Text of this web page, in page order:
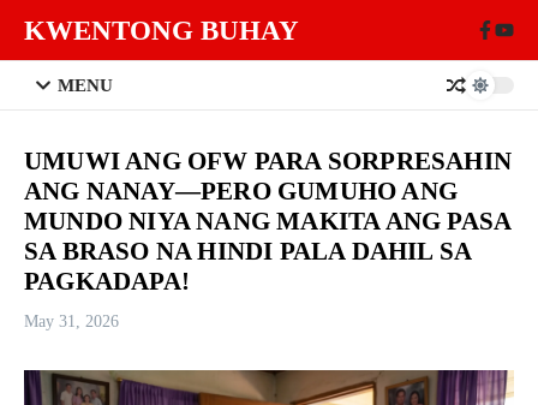
KWENTONG BUHAY
MENU
UMUWI ANG OFW PARA SORPRESAHIN
ANG NANAY—PERO GUMUHO ANG
MUNDO NIYA NANG MAKITA ANG PASA
SA BRASO NA HINDI PALA DAHIL SA
PAGKADAPA!
May 31, 2026